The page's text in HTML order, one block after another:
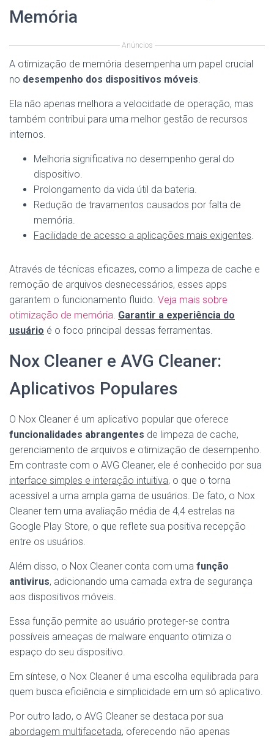
Memória
Anúncios
A otimização de memória desempenha um papel crucial
no desempenho dos dispositivos móveis.
Ela não apenas melhora a velocidade de operação, mas
também contribui para uma melhor gestão de recursos
internos.
Melhoria significativa no desempenho geral do
dispositivo.
Prolongamento da vida útil da bateria.
Redução de travamentos causados por falta de
memória.
Facilidade de acesso a aplicações mais exigentes.
Através de técnicas eficazes, como a limpeza de cache e
remoção de arquivos desnecessários, esses apps
garantem o funcionamento fluido. Veja mais sobre
otimização de memória. Garantir a experiência do
usuário é o foco principal dessas ferramentas.
Nox Cleaner e AVG Cleaner:
Aplicativos Populares
O Nox Cleaner é um aplicativo popular que oferece
funcionalidades abrangentes de limpeza de cache,
gerenciamento de arquivos e otimização de desempenho.
Em contraste com o AVG Cleaner, ele é conhecido por sua
interface simples e interação intuitiva, o que o torna
acessível a uma ampla gama de usuários. De fato, o Nox
Cleaner tem uma avaliação média de 4,4 estrelas na
Google Play Store, o que reflete sua positiva recepção
entre os usuários.
Além disso, o Nox Cleaner conta com uma função
antivirus, adicionando uma camada extra de segurança
aos dispositivos móveis.
Essa função permite ao usuário proteger-se contra
possíveis ameaças de malware enquanto otimiza o
espaço do seu dispositivo.
Em síntese, o Nox Cleaner é uma escolha equilibrada para
quem busca eficiência e simplicidade em um só aplicativo.
Por outro lado, o AVG Cleaner se destaca por sua
abordagem multifacetada, oferecendo não apenas